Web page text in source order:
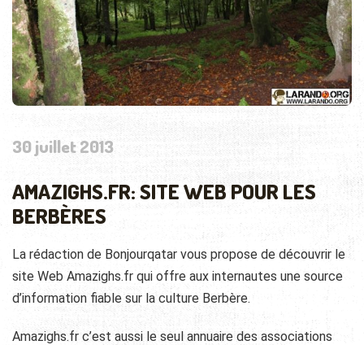
30 juillet 2013
AMAZIGHS.FR: SITE WEB POUR LES
BERBÈRES
La rédaction de Bonjourqatar vous propose de découvrir le
site Web Amazighs.fr qui offre aux internautes une source
d’information fiable sur la culture Berbère.
Amazighs.fr c’est aussi le seul annuaire des associations